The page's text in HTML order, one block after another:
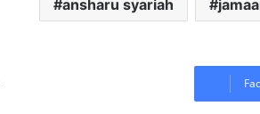
ansharu syariah